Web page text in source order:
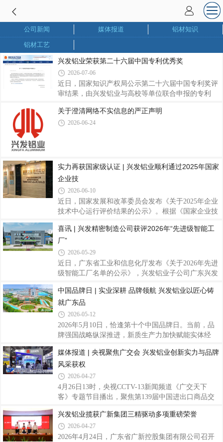
公司新闻 媒体报道 铝材知识
铝材工艺
兴发铝业荣获第二十六届中国专利优秀奖
2026-07-06
近日，国家知识产权局公示第二十六届中国专利奖评
审结果，由兴发铝业与高校等单位联合申报的专利
（专利号：ZL202111237502.2）获评中国专利优秀
奖。该专利针对铝合金耐腐蚀技术进行攻关，通过优
作为联合完成单位，兴发铝业始终坚持产学研协同创
新，积极联动高校、科创企业开展技术攻关。此次获
奖，既是对兴发铝业研发实力和产学研成果的认可，
关于澄清网络不实信息的严正声明
2026-06-24
实力再获国家级认证 | 兴发铝业顺利通过2025年国家
企业技
2026-06-10
近日，国家发展和改革委员会发布《关于2025年企业
技术中心运行评价结果的公示》。根据《国家企业技
发铝业有限公司（以下简称“兴发铝业”）企业技术中
心成功通过本次运行评价，标志着公司国家级研发平
台建设、科技创新综合实力再获国家权威认可。深耕
铝型材制造领域四十余年，兴发铝业始终坚持科创驱
动发展，以国家企业技术中心为创新枢纽，持续完善
型材新材料、新工艺、轻量化等领域关键核心技术攻
关。依托平台研发，公司累计牵头、参与编
喜讯 | 兴发精密制造公司获评2026年“先进级智能工
厂”
2026-05-29
近日，广东省工业和信息化厅发布《关于2026年先进
级智能工厂名单的公示》，兴发铝业子公司广东兴发
凭借在智能制造领域的卓越实践与突出成效，成功获
评广东省先进级智能工厂。这是继获评“佛山市数字
化智能化示范工厂”后，公司在智能制造领域获得的
又一重要荣誉。据悉，本次评选依据工信部等六部委
联合印发的《智能工厂梯度培育管理办法（暂行）》
级四个层级。“先进级智能工厂”要求企业聚焦数字化
转型与网络化协同，实现生产经营数据互
中国品牌日 | 实业深耕 品牌领航 兴发铝业以匠心铸
就广东品
2026-05-12
2026年5月10日，恰逢第十个中国品牌日。当前，品
牌强国战略纵深推进，新质生产力加快赋能实体经
与创新中，不断夯实发展根基，提升品牌价值。扎根
南粤沃土，躬耕铝业赛道四十余载，兴发铝业始终以
精益求精的产品品质、持续突破的科技实力、胸怀世
界的全球化布局，不断擦亮民族品牌底色，用扎实实
绩诠释新时代广东制造的坚守与担当。（兴发铝业总
信”质量为基，坚守严苛管控标准。从未来世界第一
高楼沙特吉达塔、目前世界最高楼迪拜哈利法
媒体报道 | 央视聚焦广交会 兴发铝业创新实力与品牌
风采获权
2026-04-27
4月26日13时，央视CCTV-13新闻频道《广交天下
客》专题节目播出，聚焦第139届中国进出口商品交
央视镜头，依托工程积淀与创新研发成果，集中展示
企业国际化发展成果，全面展现国产铝型材企业的综
合竞争力。本届广交会汇聚全球客商，是对外展示中
兴发铝业揽获广新集团三精驱动多项重磅荣誉
2026-04-27
2026年4月24日，广东省广新控股集团有限公司召开